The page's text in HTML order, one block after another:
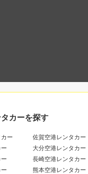
カーを探す
ー
佐賀空港レンタカー
大分空港レンタカー
長崎空港レンタカー
熊本空港レンタカー